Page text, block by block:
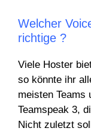
Welcher
richtige ?
Viele Hoster
so könnte ihr
meisten Teams
Teamspeak 3,
Nicht zuletzt